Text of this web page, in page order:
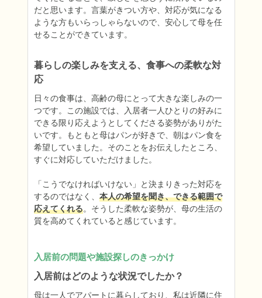
だと思います。言葉がきつい方や、対応が気になる
ような方もいらっしゃらないので、安心して母を任
せることができています。
暮らしの楽しみを支える、食事への柔軟な対
応
日々の食事は、高齢の母にとって大きな楽しみの一
つです。この施設では、入居者一人ひとりの好みに
できる限り応えようとしてくださる姿勢がありがた
いです。もともと母はパンが好きで、朝はパン食を
希望していました。そのことをお伝えしたところ、
すぐに対応していただけました。
「こうでなければいけない」と決まりきった対応を
するのではなく、 本人の希望を聞き、できる範囲で
応えてくれる。そうした柔軟な姿勢が、母の生活の
質を高めてくれていると感じています。
入居前の問題や施設探しのきっかけ
入居前はどのような状況でしたか？
母は一人でアパートに暮らしており、私は近隣に住